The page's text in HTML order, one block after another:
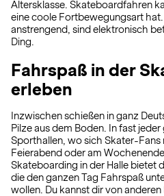
Altersklasse. Skateboardfahren
eine coole Fortbewegungsart
anstrengend, sind elektronisch
Ding.
Fahrspaß in der
erleben
Inzwischen schießen in ganz
Pilze aus dem Boden. In fast
Sporthallen, wo sich Skater-Fans
Feierabend oder am
Skateboarding in der Halle bietet
die den ganzen Tag Fahrspaß
wollen. Du kannst dir von